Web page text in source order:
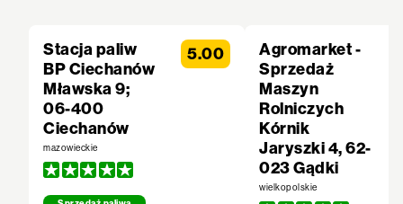
Stacja paliw
BP Ciechanów
Mławska 9;
06-400
Ciechanów
mazowieckie
5.00
Agromarket -
Sprzedaż
Maszyn
Rolniczych
Kórnik
Jaryszki 4, 62-
023 Gądki
wielkopolskie